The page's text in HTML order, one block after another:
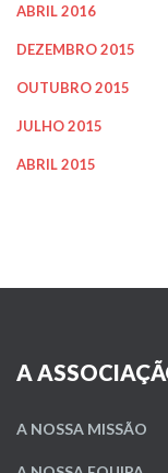
ABRIL 2016
DEZEMBRO 2015
OUTUBRO 2015
JULHO 2015
ABRIL 2015
A
A NOSSA MISSÃO